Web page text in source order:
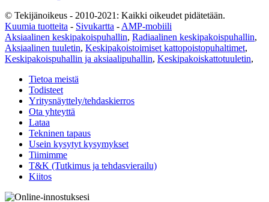
© Tekijänoikeus - 2010-2021: Kaikki oikeudet pidätetään.
Kuumia tuotteita - Sivukartta -AMP-mobiili
Aksiaalinen keskipakoispuhallin, Radiaalinen keskipakoispuhallin,
Aksiaalinen tuuletin, Keskipakoistoimiset kattopoistopuhaltimet,
Keskipakoispuhallin ja aksiaalipuhallin, Keskipakoiskattotuuletin,
Tietoa meistä
Todisteet
Yritysnäyttely/tehdaskierros
Ota yhteyttä
Lataa
Tekninen tapaus
Usein kysytyt kysymykset
Tiimimme
T&K (Tutkimus ja tehdasvierailu)
Kiitos